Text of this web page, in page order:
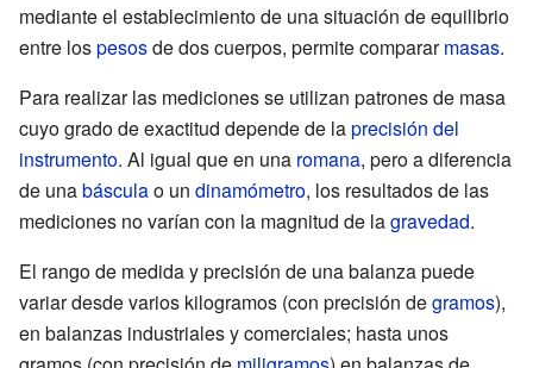
mediante el establecimiento de una situación de equilibrio
entre lospesosde dos cuerpos, permite compararmasas.
Para realizar las mediciones se utilizan patrones de masa
cuyo grado de exactitud depende de laprecisión del
instrumento. Al igual que en una romana, pero a diferencia
de unabásculao un dinamómetro, los resultados de las
mediciones no varían con la magnitud de lagravedad.
El rango de medida y precisión de una balanza puede
variar desde varios kilogramos (con precisión degramos),
en balanzas industriales y comerciales; hasta unos